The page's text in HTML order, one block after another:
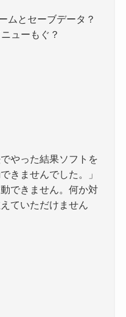
ムとセーブデータ？
ューもぐ？
やった結果ソフトを
きませんでした。」
できません。何か対
ていただけません